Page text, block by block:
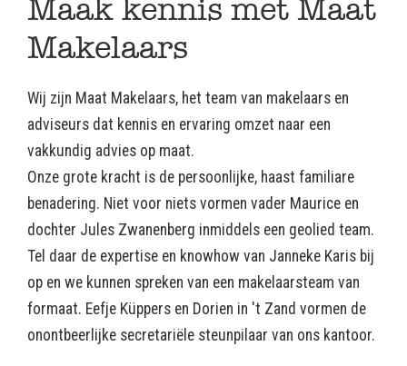
Maak kennis met Maat
Makelaars
Wij zijn Maat Makelaars, het team van makelaars en
adviseurs dat kennis en ervaring omzet naar een
vakkundig advies op maat.
Onze grote kracht is de persoonlijke, haast familiare
benadering. Niet voor niets vormen vader Maurice en
dochter Jules Zwanenberg inmiddels een geolied team.
Tel daar de expertise en knowhow van Janneke Karis bij
op en we kunnen spreken van een makelaarsteam van
formaat. Eefje Küppers en Dorien in 't Zand vormen de
onontbeerlijke secretariële steunpilaar van ons kantoor.